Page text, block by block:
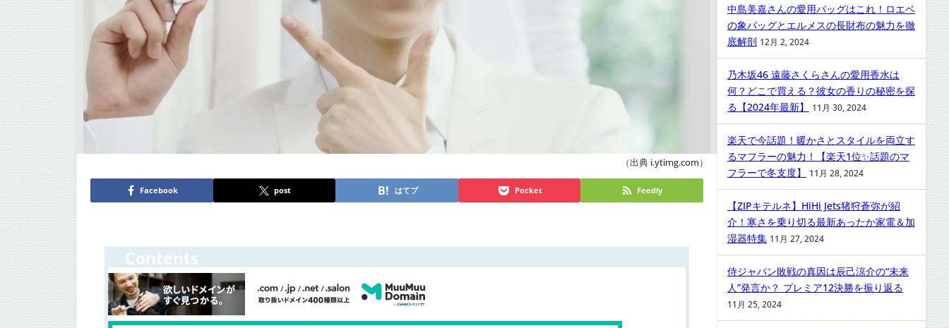
（出典 i.ytimg.com）
Facebook post はてブ Pocket Feedly
Contents
中島美嘉さんの愛用バッグはこれ！ロエベ
の象バッグとエルメスの長財布の魅力を徹
底解剖 12月 2, 2024
乃木坂46 遠藤さくらさんの愛用香水は
何？どこで買える？彼女の香りの秘密を探
る【2024年最新】
11月 30, 2024
楽天で今話題！暖かさとスタイルを両立す
るマフラーの魅力！【楽天1位✨話題のマ
フラーで冬支度】
11月 28, 2024
【ZIPキテルネ】HiHi Jets猪狩蒼弥が紹
介！寒さを乗り切る最新あったか家電＆加
湿器特集 11月 27, 2024
侍ジャパン敗戦の真因は辰己涼介の“未来
人”発言か？ プレミア12決勝を振り返る
11月 25, 2024